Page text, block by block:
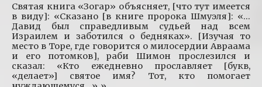
Святая книга «Зогар» объясняет, [что тут имеется
в виду]: «Сказано [в книге пророка Шмуэля]: «…
Давид был справедливым судьей над всем
Израилем и заботился о бедняках». [Изучая то
место в Торе, где говорится о милосердии Авраама
и его потомков], раби Шимон прослезился и
сказал: «Кто ежедневно прославляет [букв,
«делает»] святое имя? Тот, кто помогает